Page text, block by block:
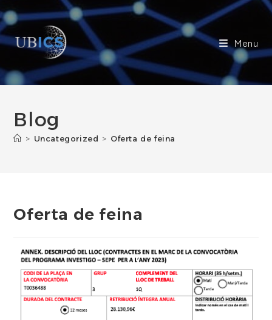
to
content
Menu
Blog
> Uncategorized > Oferta de feina
Oferta de feina